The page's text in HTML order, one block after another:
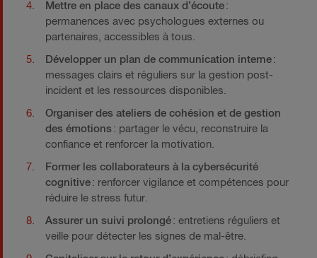
Mettre en place des canaux d’écoute :
permanences avec psychologues externes ou
partenaires, accessibles à tous.
Développer un plan de communication interne :
messages clairs et réguliers sur la gestion post-
incident et les ressources disponibles.
Organiser des ateliers de cohésion et de gestion
des émotions : partager le vécu, reconstruire la
confiance et renforcer la motivation.
Former les collaborateurs à la cybersécurité
cognitive : renforcer vigilance et compétences pour
réduire le stress futur.
Assurer un suivi prolongé : entretiens réguliers et
veille pour détecter les signes de mal-être.